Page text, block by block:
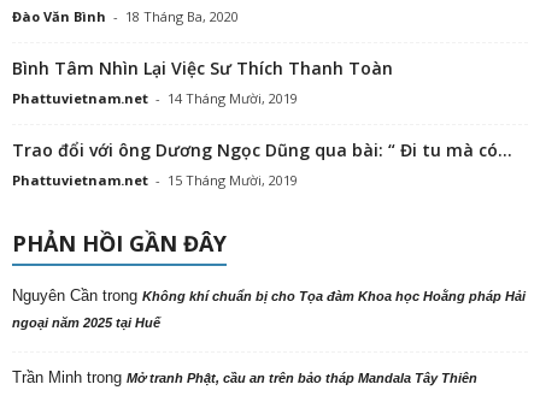
Đào Văn Bình - 18 Tháng Ba, 2020
Bình Tâm Nhìn Lại Việc Sư Thích Thanh Toàn
Phattuvietnam.net - 14 Tháng Mười, 2019
Trao đổi với ông Dương Ngọc Dũng qua bài: “ Đi tu mà có...
Phattuvietnam.net - 15 Tháng Mười, 2019
PHẢN HỒI GẦN ĐÂY
Nguyên Cần trong Không khí chuẩn bị cho Tọa đàm Khoa học Hoằng pháp Hải
ngoại năm 2025 tại Huế
Trần Minh trong Mở tranh Phật, cầu an trên bảo tháp Mandala Tây Thiên